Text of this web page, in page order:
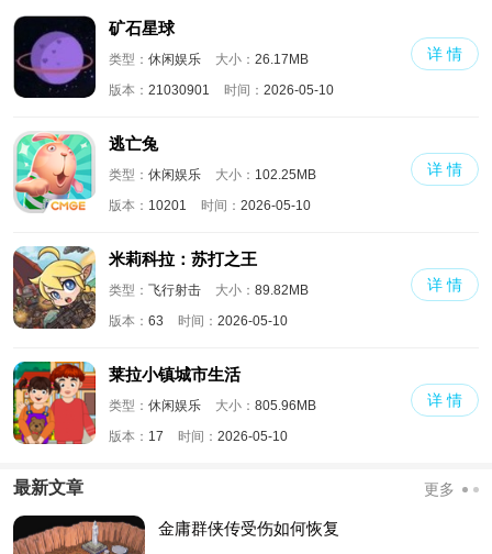
矿石星球
类型： 休闲娱乐 大小： 26.17MB
版本： 21030901 时间： 2026-05-10
详 情
逃亡兔
类型： 休闲娱乐 大小： 102.25MB
版本： 10201 时间： 2026-05-10
详 情
米莉科拉：苏打之王
类型： 飞行射击 大小： 89.82MB
版本： 63 时间： 2026-05-10
详 情
莱拉小镇城市生活
类型： 休闲娱乐 大小： 805.96MB
版本： 17 时间： 2026-05-10
详 情
最新文章 更多
金庸群侠传受伤如何恢复